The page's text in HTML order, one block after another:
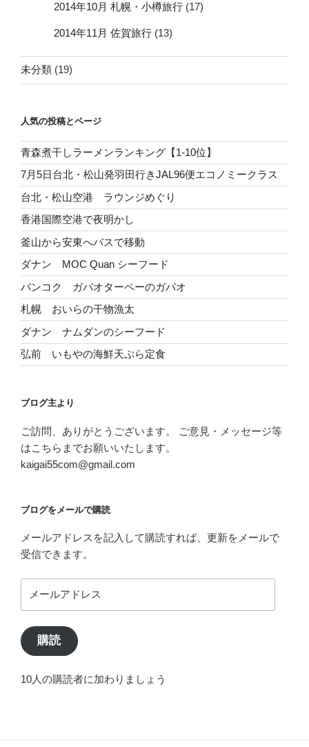
2014年10月 札幌・小樽旅行 (17)
2014年11月 佐賀旅行 (13)
未分類 (19)
人気の投稿とページ
青森煮干しラーメンランキング【1-10位】
7月5日台北・松山発羽田行きJAL96便エコノミークラス
台北・松山空港 ラウンジめぐり
香港国際空港で夜明かし
釜山から安東へバスで移動
ダナン MOC Quan シーフード
バンコク ガパオターペーのガパオ
札幌 おいらの干物漁太
ダナン ナムダンのシーフード
弘前 いもやの海鮮天ぷら定食
ブログ主より
ご訪問、ありがとうございます。 ご意見・メッセージ等
はこちらまでお願いいたします。
kaigai55com@gmail.com
ブログをメールで購読
メールアドレスを記入して購読すれば、更新をメールで
受信できます。
ー
ア
ド
ス
購読
10人の購読者に加わりましょう